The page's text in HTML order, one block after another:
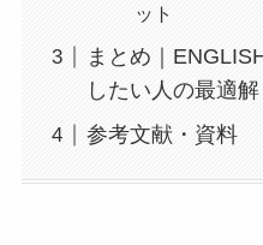
ット
まとめ｜
したい人の最適解
参考文献・資料